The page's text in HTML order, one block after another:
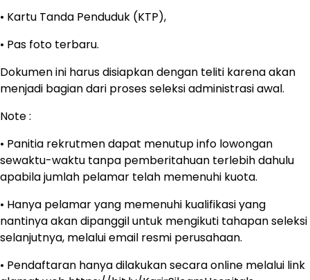
• Kartu Tanda Penduduk (KTP),
• Pas foto terbaru.
Dokumen ini harus disiapkan dengan teliti karena akan
menjadi bagian dari proses seleksi administrasi awal.
Note :
• Panitia rekrutmen dapat menutup info lowongan
sewaktu-waktu tanpa pemberitahuan terlebih dahulu
apabila jumlah pelamar telah memenuhi kuota.
• Hanya pelamar yang memenuhi kualifikasi yang
nantinya akan dipanggil untuk mengikuti tahapan seleksi
selanjutnya, melalui email resmi perusahaan.
• Pendaftaran hanya dilakukan secara online melalui link